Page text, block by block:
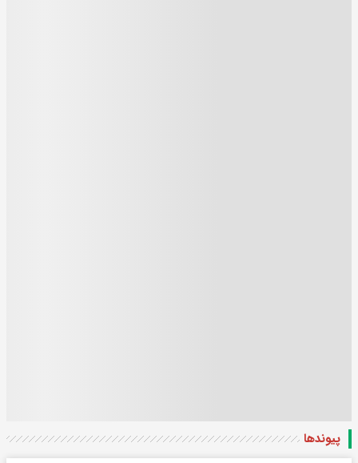
پیوندها